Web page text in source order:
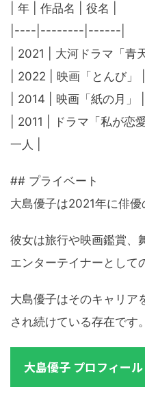
| 年 | 作品名 | 役名 |
|----|--------|------|
| 2021 | 大河ドラマ「青
| 2022 | 映画「とんび」 |
| 2014 | 映画「紙の月」 |
| 2011 | ドラマ「私が恋
一人 |
## プライベート
大島優子は2021年に俳優
彼女は旅行や映画鑑賞、
エンターテイナーとして
大島優子はそのキャリア
され続けている存在です。
大島優子 プロフィール